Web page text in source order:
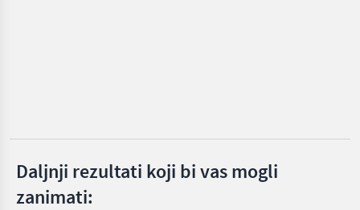
Ponude
Mali
Daljnji rezultati koji bi vas mogli
zanimati: